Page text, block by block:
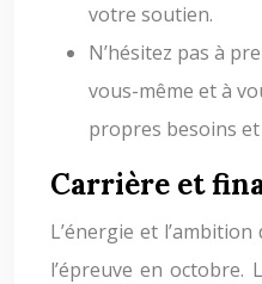
votre soutien.
N’hésitez pas à
vous-même et à
propres besoins et
Carrière et
L’énergie et
l’épreuve en octobre.